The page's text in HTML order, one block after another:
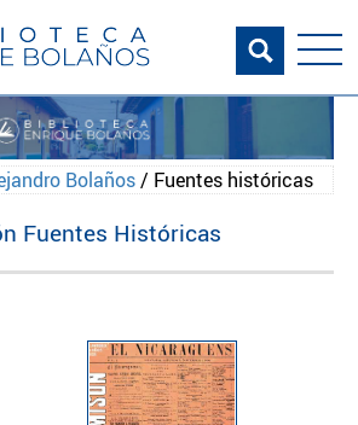
Bolaños/ Fuentes históricas
Fuentes Históricas